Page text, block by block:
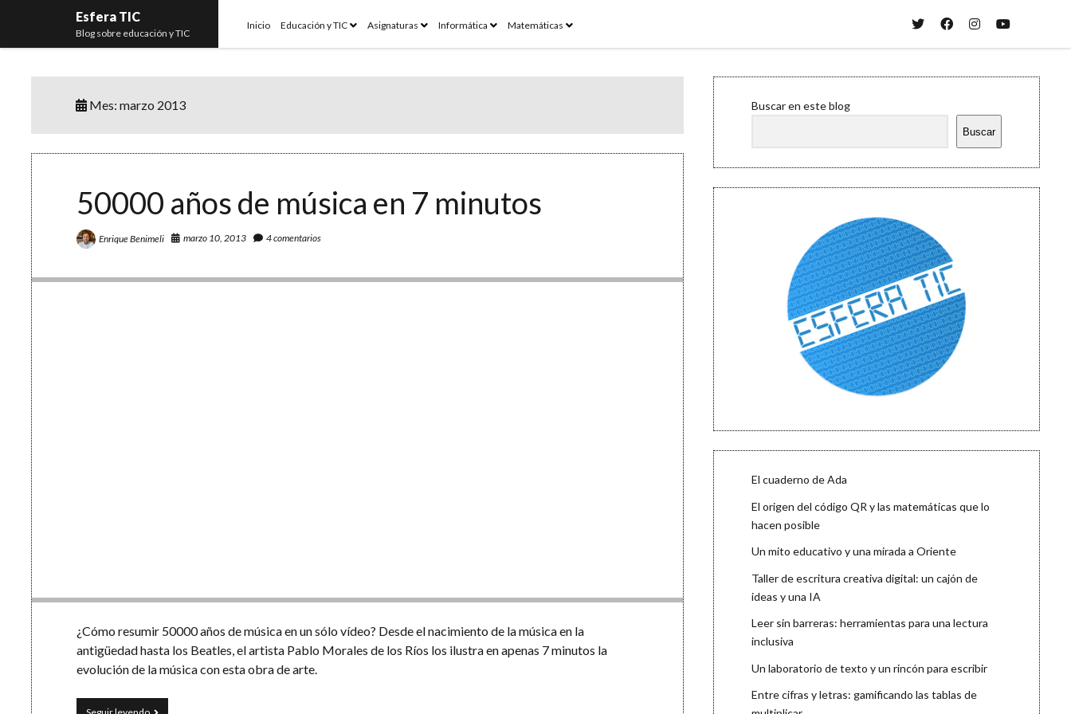
Esfera TIC
Blog sobre educación y TIC
Inicio Educación y TIC openAsignaturas openInformática openMatemáticas open
twitterfacebook
instagramyoutube
Mes:marzo 2013
50000 años de música en 7 minutos
Enrique Benimeli marzo 10, 2013 4 comentarios
¿Cómo resumir 50000 años de música en un sólo vídeo? Desde el nacimiento de la música en la
antigüedad hasta los Beatles, el artista Pablo Morales de los Ríos los ilustra en apenas 7 minutos la
evolución de la música con esta obra de arte.
50000
Sidebar
Buscar en este blog
Buscar
El cuaderno de Ada
El origen del código QR y las matemáticas que lo
hacen posible
Un mito educativo y una mirada a Oriente
Taller de escritura creativa digital: un cajón de
ideas y una IA
Leer sin barreras: herramientas para una lectura
inclusiva
Un laboratorio de texto y un rincón para escribir
Entre cifras y letras: gamificando las tablas de